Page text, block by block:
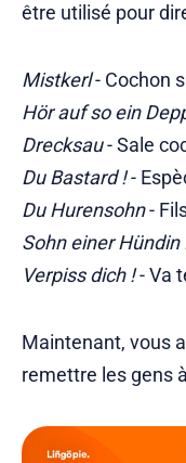
être utilisé pour
Mistkerl- Cochon
Hör auf so ein
Drecksau- Sale
Du Bastard !-
Du Hurensohn-
Sohn einer Hündin
Verpiss dich !- Va
Maintenant, vous
remettre les gens